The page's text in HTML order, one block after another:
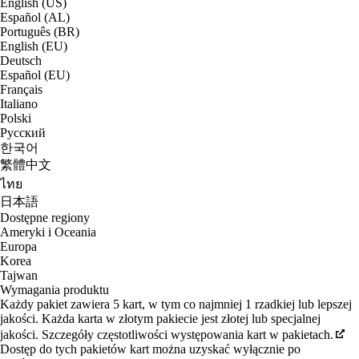
English (US)
Español (AL)
Português (BR)
English (EU)
Deutsch
Español (EU)
Français
Italiano
Polski
Русский
한국어
繁體中文
ไทย
日本語
Dostępne regiony
Ameryki i Oceania
Europa
Korea
Tajwan
Wymagania produktu
Każdy pakiet zawiera 5 kart, w tym co najmniej 1 rzadkiej lub lepszej
jakości. Każda karta w złotym pakiecie jest złotej lub specjalnej
jakości. Szczegóły częstotliwości występowania kart w pakietach.
Dostęp do tych pakietów kart można uzyskać wyłącznie po